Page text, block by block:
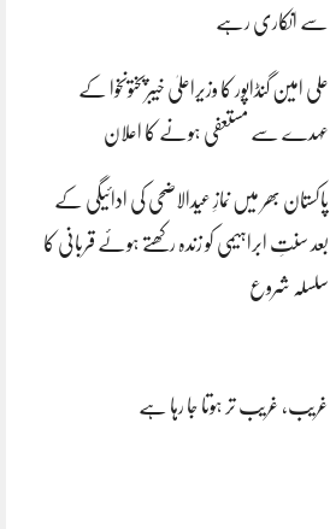
سے انکاری رہے
علی امین گنڈاپور کا وزیراعلیٰ خیبرپختونخوا کے
عہدے سے مستعفی ہونے کا اعلان
پاکستان بھر میں نمازِ عیدالاضحی کی ادائیگی کے
بعد سنتِ ابراہیمی کو زندہ رکھتے ہوئے قربانی کا
سلسلہ شروع
غریب، غریب تر ہوتا جا رہا ہے